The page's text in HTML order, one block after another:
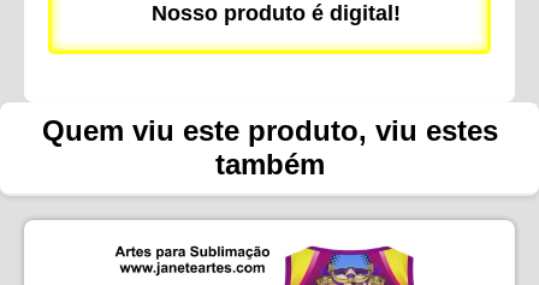
Nosso produto é digital!
Quem viu este produto, viu estes
também